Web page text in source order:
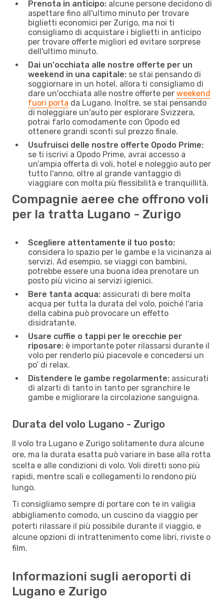
Prenota in anticipo: alcune persone decidono di
aspettare fino all'ultimo minuto per trovare
biglietti economici per Zurigo, ma noi ti
consigliamo di acquistare i biglietti in anticipo
per trovare offerte migliori ed evitare sorprese
dell'ultimo minuto.
Dai un'occhiata alle nostre offerte per un
weekend in una capitale: se stai pensando di
soggiornare in un hotel, allora ti consigliamo di
dare un'occhiata alle nostre offerte per weekend
fuori porta da Lugano. Inoltre, se stai pensando
di noleggiare un'auto per esplorare Svizzera,
potrai farlo comodamente con Opodo ed
ottenere grandi sconti sul prezzo finale.
Usufruisci delle nostre offerte Opodo Prime:
se ti iscrivi a Opodo Prime, avrai accesso a
un’ampia offerta di voli, hotel e noleggio auto per
tutto l'anno, oltre al grande vantaggio di
viaggiare con molta più flessibilità e tranquillità.
Compagnie aeree che offrono voli
per la tratta Lugano - Zurigo
Scegliere attentamente il tuo posto:
considera lo spazio per le gambe e la vicinanza ai
servizi. Ad esempio, se viaggi con bambini,
potrebbe essere una buona idea prenotare un
posto più vicino ai servizi igienici.
Bere tanta acqua: assicurati di bere molta
acqua per tutta la durata del volo, poiché l'aria
della cabina può provocare un effetto
disidratante.
Usare cuffie o tappi per le orecchie per
riposare: è importante poter rilassarsi durante il
volo per renderlo piú piacevole e concedersi un
po’ di relax.
Distendere le gambe regolarmente: assicurati
di alzarti di tanto in tanto per sgranchire le
gambe e migliorare la circolazione sanguigna.
Durata del volo Lugano - Zurigo
Il volo tra Lugano e Zurigo solitamente dura alcune
ore, ma la durata esatta può variare in base alla rotta
scelta e alle condizioni di volo. Voli diretti sono più
rapidi, mentre scali e collegamenti lo rendono più
lungo.
Ti consigliamo sempre di portare con te in valigia
abbigliamento comodo, un cuscino da viaggio per
poterti rilassare il più possibile durante il viaggio, e
alcune opzioni di intrattenimento come libri, riviste o
film.
Informazioni sugli aeroporti di
Lugano e Zurigo